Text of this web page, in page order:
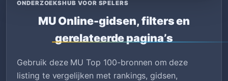
ONDERZOEKSHUB VOOR SPELERS
MU Online-gidsen, filters en
gerelateerde pagina’s
Gebruik deze MU Top 100-bronnen om deze
listing te vergelijken met rankings, gidsen,